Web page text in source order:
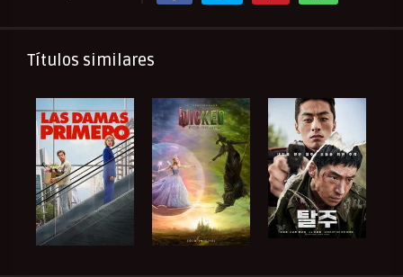
Títulos similares